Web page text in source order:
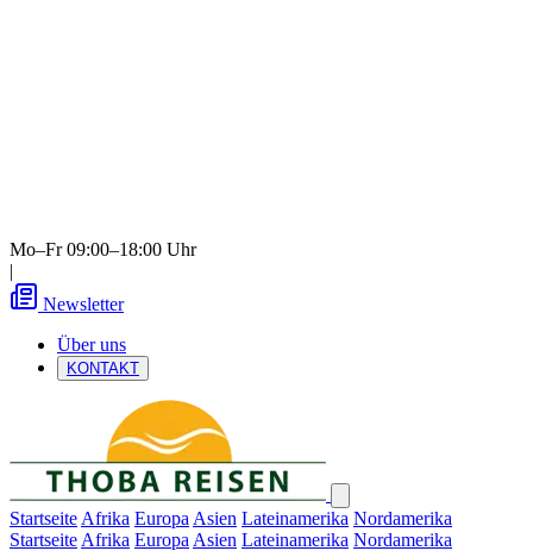
Mo–Fr 09:00–18:00 Uhr
|
Newsletter
Über uns
KONTAKT
Startseite Afrika Europa Asien Lateinamerika Nordamerika
Startseite Afrika Europa Asien Lateinamerika Nordamerika